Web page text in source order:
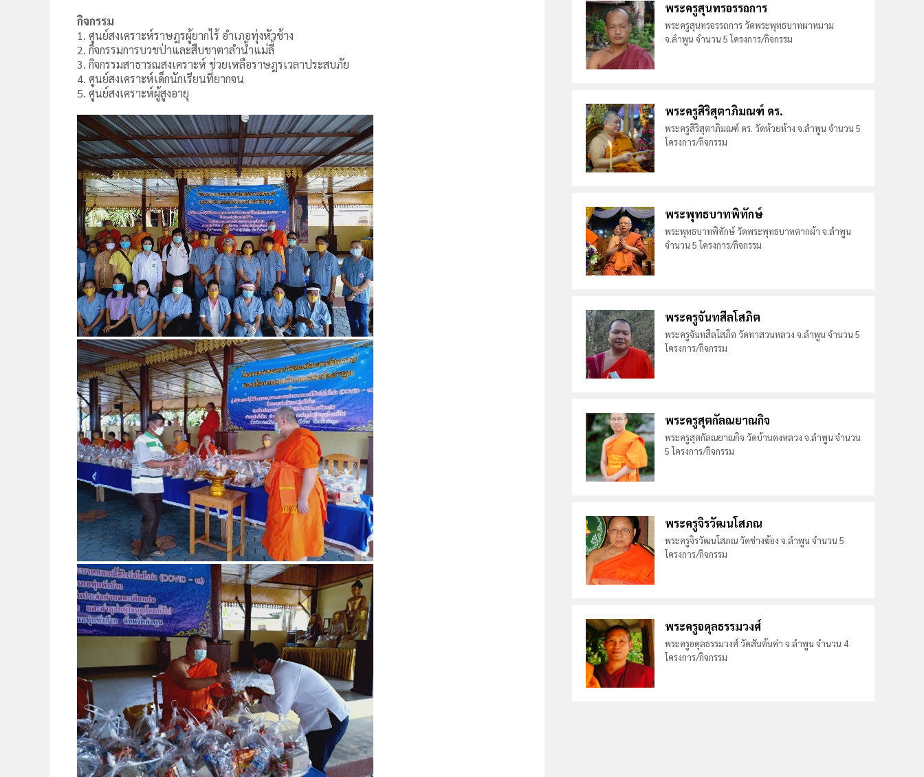
กิจกรรม
1. ศูนย์สงเคราะห์ราษฎรผู้ยากไร้ อำเภอทุ่งหัวช้าง
2. กิจกรรมการบวชป่าและสืบชาตาลำน้ำแม่ลี้
3. กิจกรรมสาธารณสงเคราะห์ ช่วยเหลือราษฎรเวลาประสบภัย
4. ศูนย์สงเคราะห์เด็กนักเรียนที่ยากจน
5. ศูนย์สงเคราะห์ผู้สูงอายุ
พระครูสุนทรอรรถการ
พระครูสุนทรอรรถการ วัดพระพุทธบาทผาหมาม
จ.ลำพูน จำนวน 5 โครงการ/กิจกรรม
พระครูสิริสุตาภิมณฑ์ ดร.
พระครูสิริสุตาภิมณฑ์ ดร. วัดห้วยห้าง จ.ลำพูน จำนวน 5
โครงการ/กิจกรรม
พระพุทธบาทพิทักษ์
พระพุทธบาทพิทักษ์ วัดพระพุทธบาทตากผ้า จ.ลำพูน
จำนวน 5 โครงการ/กิจกรรม
พระครูจันทสีลโสภิต
พระครูจันทสีลโสภิต วัดทาสวนหลวง จ.ลำพูน จำนวน 5
โครงการ/กิจกรรม
พระครูสุตกัลณยาณกิจ
พระครูสุตกัลณยาณกิจ วัดบ้านดงหลวง จ.ลำพูน จำนวน
5 โครงการ/กิจกรรม
พระครูจิรวัฒนโสภณ
พระครูจิรวัฒนโสภณ วัดช่างฆ้อง จ.ลำพูน จำนวน 5
โครงการ/กิจกรรม
พระครูอดุลธรรมวงศ์
พระครูอดุลธรรมวงศ์ วัดสันต้นค่า จ.ลำพูน จำนวน 4
โครงการ/กิจกรรม